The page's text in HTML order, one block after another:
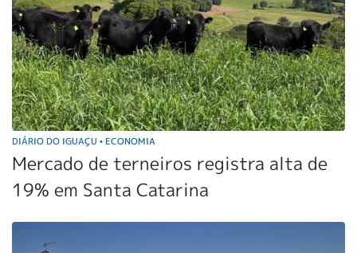
DIÁRIO DO IGUAÇU • ECONOMIA
Mercado de terneiros registra alta de
19% em Santa Catarina